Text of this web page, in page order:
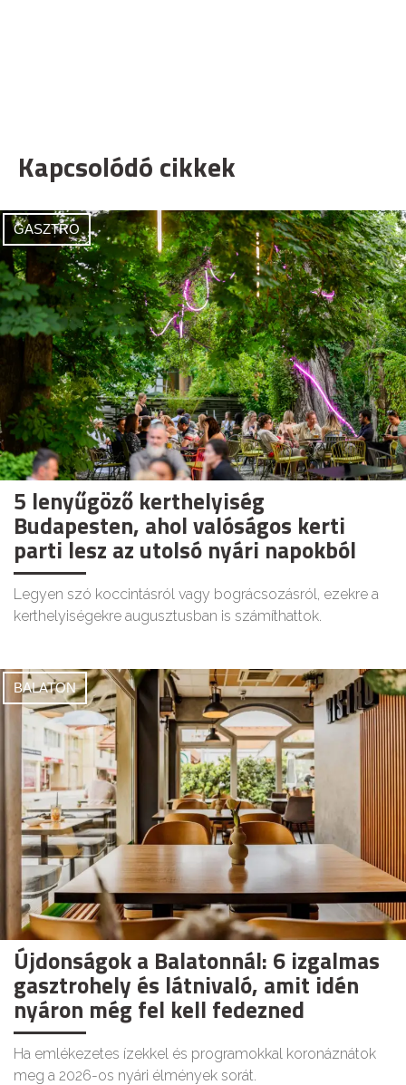
Kapcsolódó cikkek
GASZTRO
5 lenyűgöző kerthelyiség
Budapesten, ahol valóságos kerti
parti lesz az utolsó nyári napokból
Legyen szó koccintásról vagy bográcsozásról, ezekre a
kerthelyiségekre augusztusban is számíthattok.
BALATON
Újdonságok a Balatonnál: 6 izgalmas
gasztrohely és látnivaló, amit idén
nyáron még fel kell fedezned
Ha emlékezetes ízekkel és programokkal koronáznátok
meg a 2026-os nyári élmények sorát.